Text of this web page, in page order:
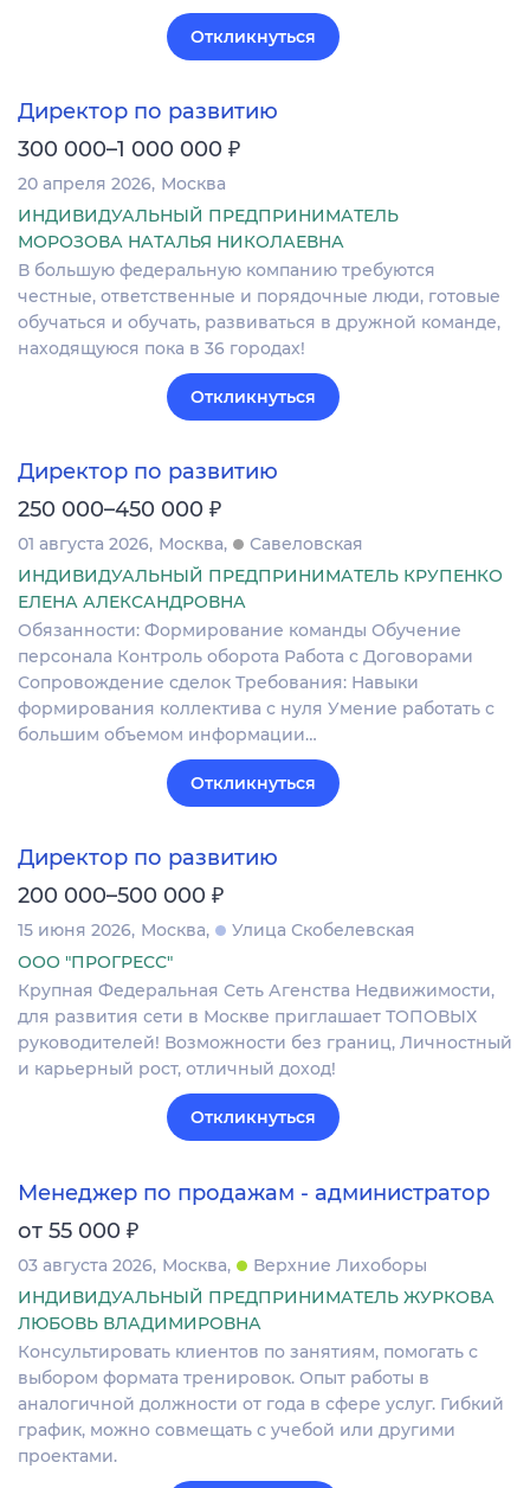
Откликнуться
Директор по развитию
300 000–1 000 000 ₽
20 апреля 2026 Москва
ИНДИВИДУАЛЬНЫЙ ПРЕДПРИНИМАТЕЛЬ
МОРОЗОВА НАТАЛЬЯ НИКОЛАЕВНА
В большую федеральную компанию требуются
честные, ответственные и порядочные люди, готовые
обучаться и обучать, развиваться в дружной команде,
находящуюся пока в 36 городах!
Откликнуться
Директор по развитию
250 000–450 000 ₽
01 августа 2026 Москва
Савеловская
ИНДИВИДУАЛЬНЫЙ ПРЕДПРИНИМАТЕЛЬ КРУПЕНКО
ЕЛЕНА АЛЕКСАНДРОВНА
Обязанности: Формирование команды Обучение
персонала Контроль оборота Работа с Договорами
Сопровождение сделок Требования: Навыки
формирования коллектива с нуля Умение работать с
большим объемом информации…
Откликнуться
Директор по развитию
200 000–500 000 ₽
15 июня 2026 Москва
Улица Скобелевская
ООО "ПРОГРЕСС"
Крупная Федеральная Сеть Агенства Недвижимости,
для развития сети в Москве приглашает ТОПОВЫХ
руководителей! Возможности без границ, Личностный
и карьерный рост, отличный доход!
Откликнуться
Менеджер по продажам - администратор
от 55 000 ₽
03 августа 2026 Москва
Верхние Лихоборы
ИНДИВИДУАЛЬНЫЙ ПРЕДПРИНИМАТЕЛЬ ЖУРКОВА
ЛЮБОВЬ ВЛАДИМИРОВНА
Консультировать клиентов по занятиям, помогать с
выбором формата тренировок. Опыт работы в
аналогичной должности от года в сфере услуг. Гибкий
график, можно совмещать с учебой или другими
проектами.